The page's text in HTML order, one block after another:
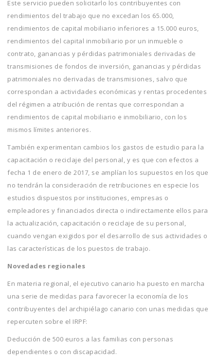
Este servicio pueden solicitarlo los contribuyentes con
rendimientos del trabajo que no excedan los 65.000,
rendimientos de capital mobiliario inferiores a 15.000 euros,
rendimientos del capital inmobiliario por un inmueble o
contrato, ganancias y pérdidas patrimoniales derivadas de
transmisiones de fondos de inversión, ganancias y pérdidas
patrimoniales no derivadas de transmisiones, salvo que
correspondan a actividades económicas y rentas procedentes
del régimen a atribución de rentas que correspondan a
rendimientos de capital mobiliario e inmobiliario, con los
mismos límites anteriores.
También experimentan cambios los gastos de estudio para la
capacitación o reciclaje del personal, y es que con efectos a
fecha 1 de enero de 2017, se amplían los supuestos en los que
no tendrán la consideración de retribuciones en especie los
estudios dispuestos por instituciones, empresas o
empleadores y financiados directa o indirectamente ellos para
la actualización, capacitación o reciclaje de su personal,
cuando vengan exigidos por el desarrollo de sus actividades o
las características de los puestos de trabajo.
Novedades regionales
En materia regional, el ejecutivo canario ha puesto en marcha
una serie de medidas para favorecer la economía de los
contribuyentes del archipiélago canario con unas medidas que
repercuten sobre el IRPF:
Deducción de 500 euros a las familias con personas
dependientes o con discapacidad.